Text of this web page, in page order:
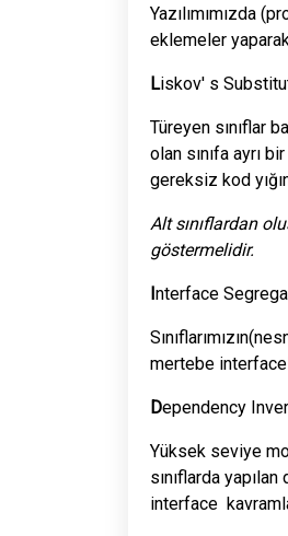
Yazılımımızda
eklemeler
Liskov' s
Türeyen sınıflar
olan sınıfa ayrı
gereksiz kod
Alt sınıflardan
göstermelidir.
nterface
mertebe
Dependency
Yüksek seviye
sınıflarda
interface